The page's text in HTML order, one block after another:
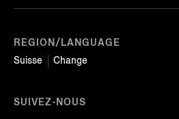
REGION/LANGUAGE
Suisse
Change
SUIVEZ-NOUS